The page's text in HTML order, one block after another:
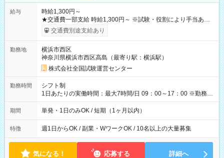
給与
時給1,300円～
★交通費一部支給 時給1,300円～ ※試験・役割により手当あり
※勤務回数により昇給あり 【即給（前払い）オプションあ
り！】 希望される場合、勤務から1週間ほどで給与の一部を受け
例】 ・河合塾模擬試験 8:30～17:30（休憩1時間） 時給1,300円
×8時間＝日収10,400円＋交通費 ※当日の役割により時給＋100
円の場合あり ・国家試験 7:00～13:30（休憩なし） 時給1,300
円（役割手当＋100円）×6時間＝日収8,400円＋交通費 【試用期
間】試用期間なし
交通費別途支給あり
勤務地
横浜市西区
神奈川県横浜市西区高島（最寄り駅：横浜駅）
株式会社全国試験運営センター
勤務時間
シフト制
1日あたりの実働時間：最大7時間/日 09：00～17：00 ※勤務時
間は 試験により異なります。
期間 単発・1日のみOK / 短期（1ヶ月以内）
特徴 週1日からOK / 副業・WワークOK / 10名以上の大量募集
気になる！ 応募する 詳細へ